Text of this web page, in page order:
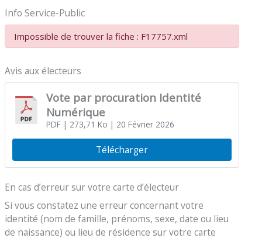
Info Service-Public
Impossible de trouver la fiche : F17757.xml
Avis aux électeurs
Vote par procuration Identité
Numérique
PDF| 273,71 Ko | 20 Février 2026
Télécharger
En cas d’erreur sur votre carte d’électeur
Si vous constatez une erreur concernant votre
identité (nom de famille, prénoms, sexe, date ou lieu
de naissance) ou lieu de résidence sur votre carte